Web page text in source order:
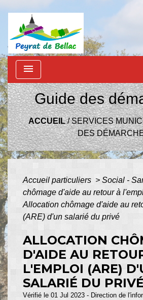
menu
Guide des
ACCUEIL/SERVICES
DES
Accueil particuliers > Social -
chômage d'aide au retour à
Allocation chômage d'aide au
(ARE) d'un salarié du privé
ALLOCATION
D'AIDE AU
L'EMPLOI (ARE)
SALARIÉ DU PRIVÉ
Vérifié le 01 Jul 2023 - Direction de